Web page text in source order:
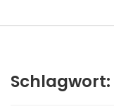
Schlagwort: